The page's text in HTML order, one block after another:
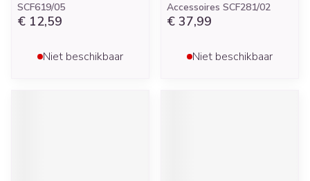
SCF619/05
€ 12,59
Niet beschikbaar
Accessoires SCF281/02
€ 37,99
Niet beschikbaar